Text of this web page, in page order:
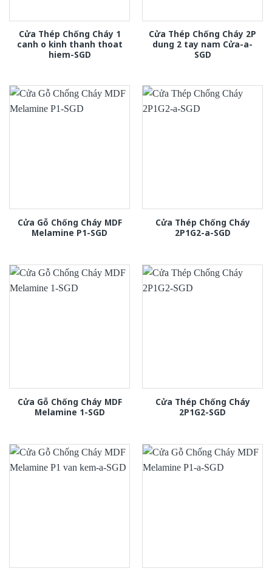
Cửa Thép Chống Cháy 1
canh o kinh thanh thoat
hiem-SGD
Cửa Thép Chống Cháy 2P
dung 2 tay nam Cửa-a-
SGD
Cửa Gỗ Chống Cháy MDF
Melamine P1-SGD
Cửa Thép Chống Cháy
2P1G2-a-SGD
Cửa Gỗ Chống Cháy MDF
Melamine 1-SGD
Cửa Thép Chống Cháy
2P1G2-SGD